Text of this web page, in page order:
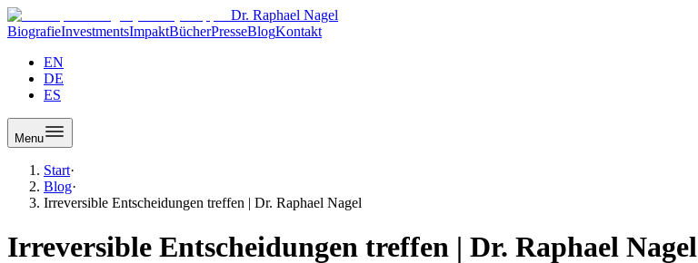
Dr. Raphael Nagel
BiografieInvestmentsImpaktBücherPresseBlogKontakt
EN
DE
ES
Menu
Start·
Blog·
Irreversible Entscheidungen treffen | Dr. Raphael Nagel
Irreversible Entscheidungen treffen | Dr. Raphael Nagel